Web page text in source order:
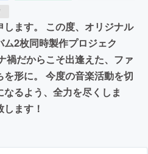
します。 この度、オリジナル
2枚同時製作プロジェク
禍だからこそ出逢えた、ファ
形に。 今度の音楽活動を切
るよう、全力を尽くしま
ます！